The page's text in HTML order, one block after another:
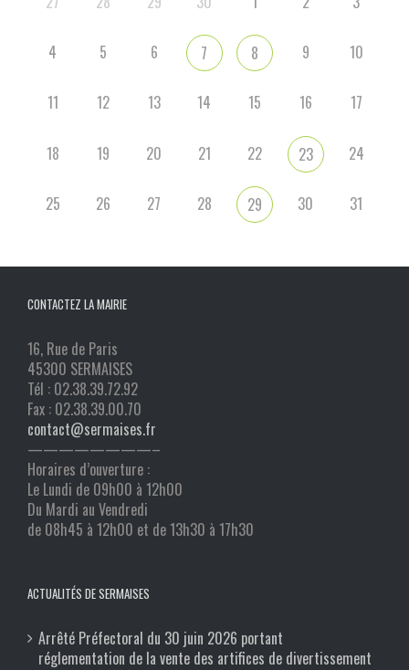
4 5 6 7 8 9 10
11 12 13 14 15 16 17
18 19 20 21 22 23 24
25 26 27 28 29 30 31
CONTACTEZ LA MAIRIE
16, Rue de Paris
45300 SERMAISES
Tél : 02.38.39.72.92
Fax : 02.38.39.00.70
contact@sermaises.fr
————————–
Horaires d’ouverture :
Le Lundi de 09h00 à 12h00
Du Mardi au Vendredi
de 08h45 à 12h00 et de 13h30 à 17h30
ACTUALITÉS DE SERMAISES
Arrêté Préfectoral du 30 juin 2026 portant
réglementation de la vente des artifices de divertissement